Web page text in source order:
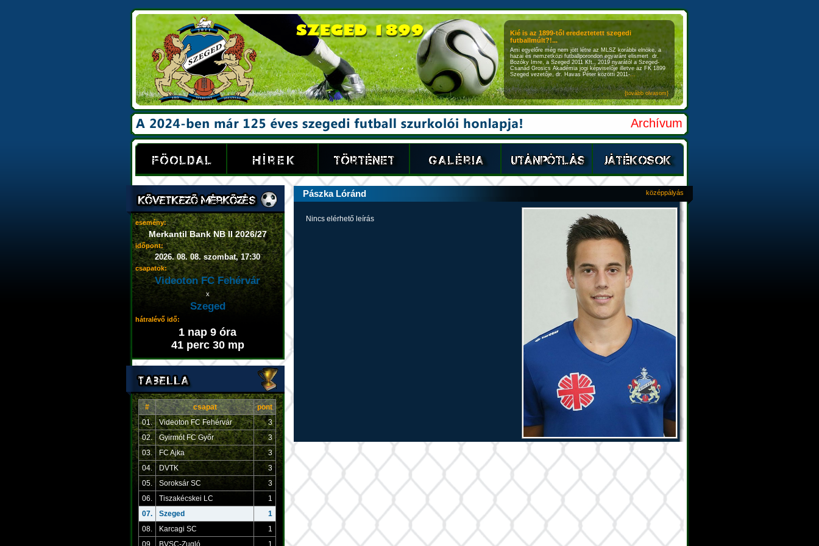
Kié is az 1899-től eredeztetett szegedi
futballmúlt?!...
Ami egyelőre még nem jött létre az MLSZ korábbi elnöke, a
hazai és nemzetközi futballporondon egyaránt elismert dr.
Bozóky Imre, a Szeged 2011 Kft., 2019 nyarától a Szeged-
Csanád Grosics Akadémia jogi képviselője illetve az FK 1899
Szeged vezetője, dr. Havas Péter közötti 2011-...
{tovább olvasom}
Archívum
esemény:
Merkantil Bank NB II 2026/27
időpont:
2026. 08. 08. szombat, 17:30
csapatok:
Videoton FC Fehérvár
x
Szeged
hátralévő idő:
1 nap 9 óra
41 perc 30 mp
# csapat
pont
01.
Videoton FC Fehérvár
3
02.
Gyirmót FC Győr
3
03.
FC Ajka
3
04.
DVTK
3
05.
Soroksár SC
3
06.
Tiszakécskei LC
1
07.
Szeged
1
08.
Karcagi SC
1
09.
BVSC-Zugló 1
Pászka Lóránd középpályás
Nincs elérhető leírás